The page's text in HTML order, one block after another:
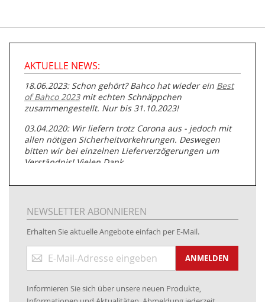
AKTUELLE NEWS:
18.06.2023: Schon gehört? Bahco hat wieder ein Best
of Bahco 2023mit echten Schnäppchen
zusammengestellt. Nur bis 31.10.2023!
03.04.2020: Wir liefern trotz Corona aus - jedoch mit
allen nötigen Sicherheitvorkehrungen. Deswegen
bitten wir bei einzelnen Lieferverzögerungen um
Verständnis! Vielen Dank.
05.07.2019: Neuester Zugang zu unserer
Rohrbearbeitung
01.06.2019: Individuell
bedruckte Kabeltrommeln
www.kabeltrommeln-versand.de/Kabelbedruckung
04.11.2018: Überarbeitung der Corporate Identity (CI)
16.01.2017:JETZT NEU- Visa & MasterCard (inkl.
NEWSLETTER ABONNIEREN
Erhalten Sie aktuelle Angebote einfach per E-Mail.
zum
ANMELDEN
Informieren Sie sich über unsere neuen Produkte,